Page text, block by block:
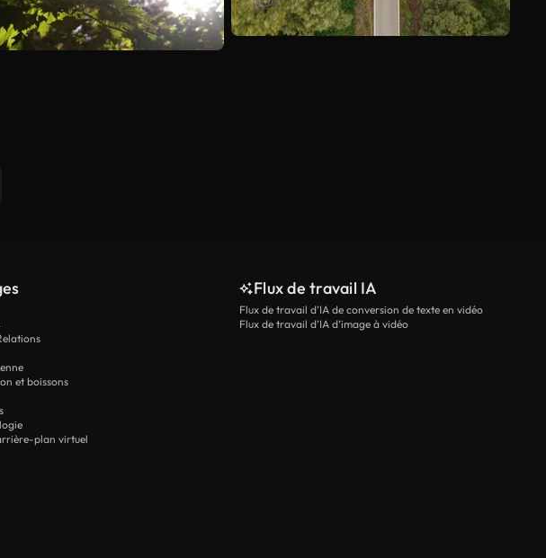
et boissons
plan virtuel
Flux de travail IA
Flux de travail d’IA de conversion de texte en vidéo
Flux de travail d’IA d’image à vidéo